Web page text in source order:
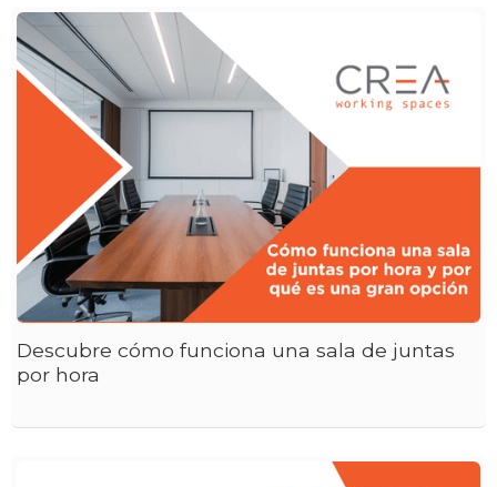
Descubre cómo funciona una sala de juntas
por hora